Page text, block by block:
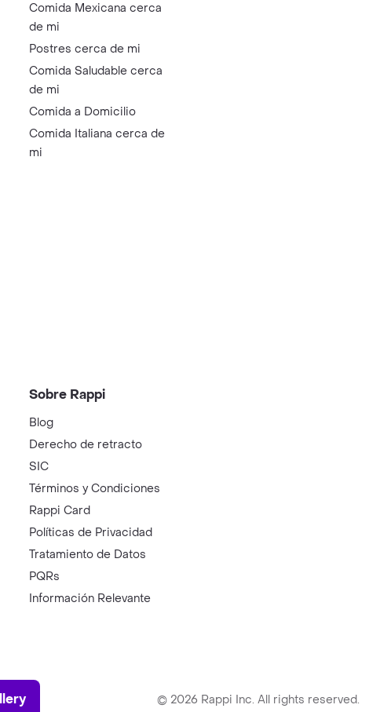
Comida Mexicana cerca
de mi
Postres cerca de mi
Comida Saludable cerca
de mi
Comida a Domicilio
Comida Italiana cerca de
mi
Sobre Rappi
Blog
Derecho de retracto
SIC
Términos y Condiciones
Rappi Card
Políticas de Privacidad
Tratamiento de Datos
PQRs
Información Relevante
© 2026 Rappi Inc. All rights reserved.